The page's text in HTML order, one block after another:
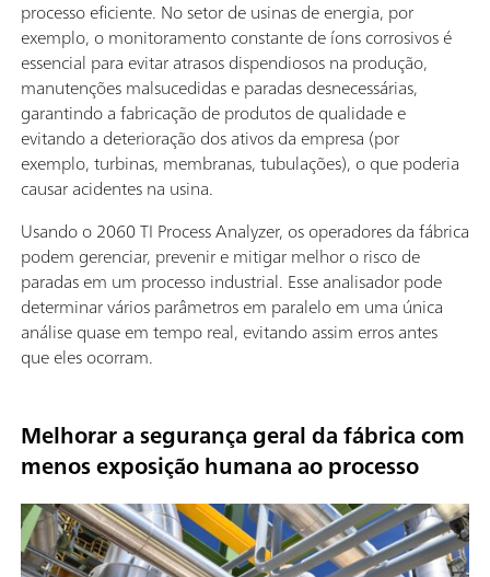
processo eficiente. No setor de usinas de energia, por
exemplo, o monitoramento constante de íons corrosivos é
essencial para evitar atrasos dispendiosos na produção,
manutenções malsucedidas e paradas desnecessárias,
garantindo a fabricação de produtos de qualidade e
evitando a deterioração dos ativos da empresa (por
exemplo, turbinas, membranas, tubulações), o que poderia
causar acidentes na usina.
Usando o 2060 TI Process Analyzer, os operadores da fábrica
podem gerenciar, prevenir e mitigar melhor o risco de
paradas em um processo industrial. Esse analisador pode
determinar vários parâmetros em paralelo em uma única
análise quase em tempo real, evitando assim erros antes
que eles ocorram.
Melhorar a segurança geral da fábrica com
menos exposição humana ao processo